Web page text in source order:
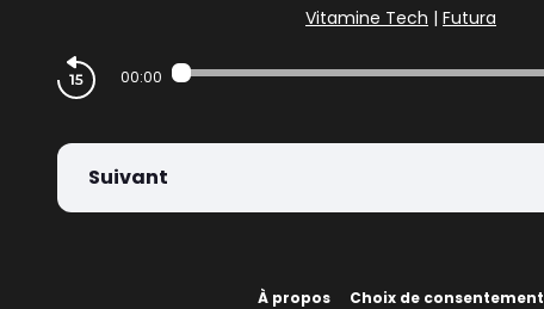
Vitamine Tech | Futura
00:00
Suivant
À propos Choix de consentement